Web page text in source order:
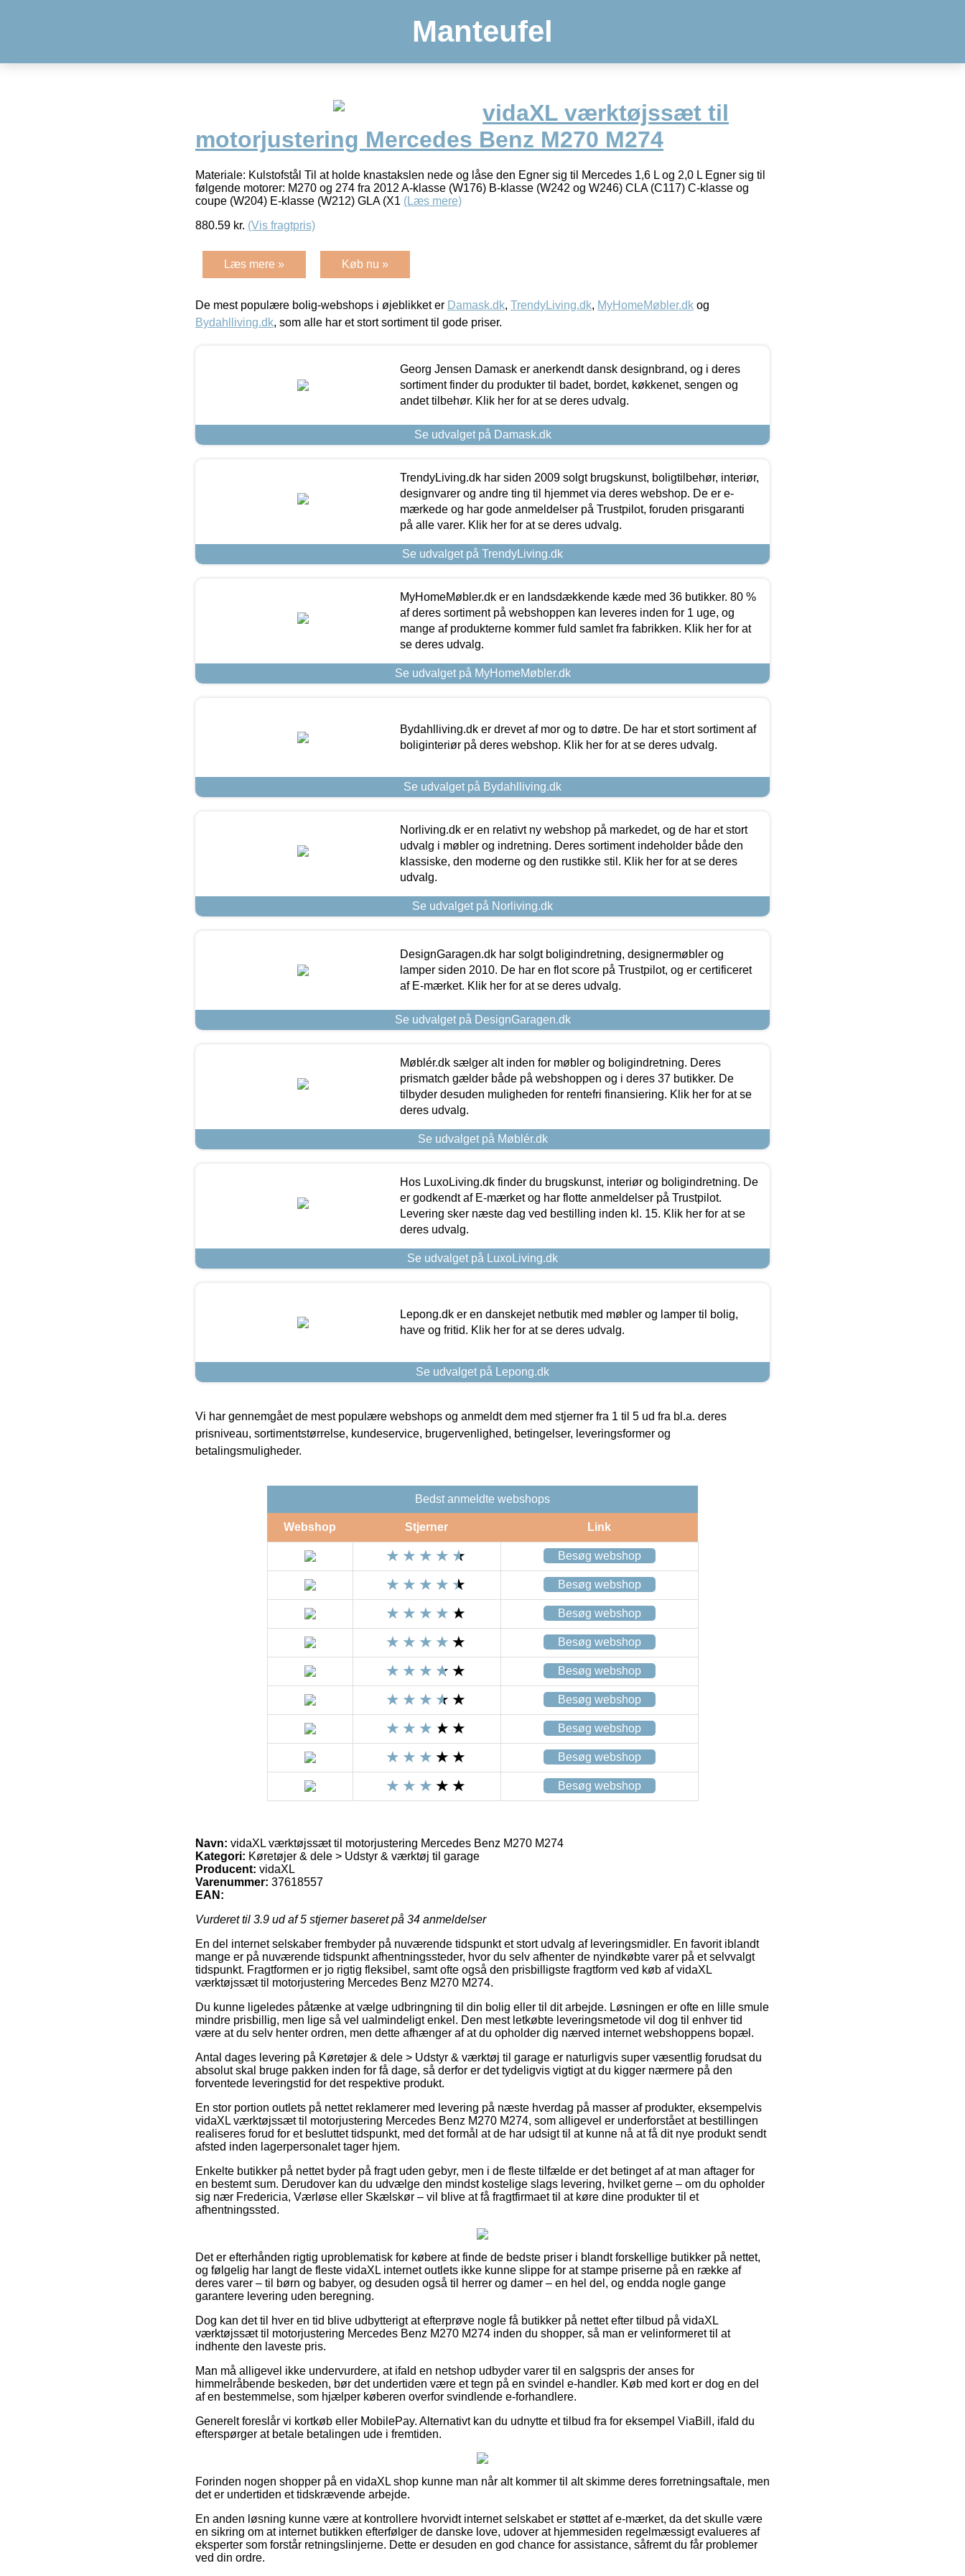
Manteufel
vidaXL værktøjssæt til
motorjustering Mercedes Benz M270 M274
Materiale: Kulstofstål Til at holde knastakslen nede og låse den Egner sig til Mercedes 1,6 L og 2,0 L Egner sig til
følgende motorer: M270 og 274 fra 2012 A-klasse (W176) B-klasse (W242 og W246) CLA (C117) C-klasse og
coupe (W204) E-klasse (W212) GLA (X1 (Læs mere)
880.59 kr. (Vis fragtpris)
Læs mere » Køb nu »
De mest populære bolig-webshops i øjeblikket er Damask.dk, TrendyLiving.dk, MyHomeMøbler.dk og
Bydahlliving.dk, som alle har et stort sortiment til gode priser.
Georg Jensen Damask er anerkendt dansk designbrand, og i deres
sortiment finder du produkter til badet, bordet, køkkenet, sengen og
andet tilbehør. Klik her for at se deres udvalg.
Se udvalget på Damask.dk
TrendyLiving.dk har siden 2009 solgt brugskunst, boligtilbehør, interiør,
designvarer og andre ting til hjemmet via deres webshop. De er e-
mærkede og har gode anmeldelser på Trustpilot, foruden prisgaranti
på alle varer. Klik her for at se deres udvalg.
Se udvalget på TrendyLiving.dk
MyHomeMøbler.dk er en landsdækkende kæde med 36 butikker. 80 %
af deres sortiment på webshoppen kan leveres inden for 1 uge, og
mange af produkterne kommer fuld samlet fra fabrikken. Klik her for at
se deres udvalg.
Se udvalget på MyHomeMøbler.dk
Bydahlliving.dk er drevet af mor og to døtre. De har et stort sortiment af
boliginteriør på deres webshop. Klik her for at se deres udvalg.
Se udvalget på Bydahlliving.dk
Norliving.dk er en relativt ny webshop på markedet, og de har et stort
udvalg i møbler og indretning. Deres sortiment indeholder både den
klassiske, den moderne og den rustikke stil. Klik her for at se deres
udvalg.
Se udvalget på Norliving.dk
DesignGaragen.dk har solgt boligindretning, designermøbler og
lamper siden 2010. De har en flot score på Trustpilot, og er certificeret
af E-mærket. Klik her for at se deres udvalg.
Se udvalget på DesignGaragen.dk
Møblér.dk sælger alt inden for møbler og boligindretning. Deres
prismatch gælder både på webshoppen og i deres 37 butikker. De
tilbyder desuden muligheden for rentefri finansiering. Klik her for at se
deres udvalg.
Se udvalget på Møblér.dk
Hos LuxoLiving.dk finder du brugskunst, interiør og boligindretning. De
er godkendt af E-mærket og har flotte anmeldelser på Trustpilot.
Levering sker næste dag ved bestilling inden kl. 15. Klik her for at se
deres udvalg.
Se udvalget på LuxoLiving.dk
Lepong.dk er en danskejet netbutik med møbler og lamper til bolig,
have og fritid. Klik her for at se deres udvalg.
Se udvalget på Lepong.dk
Vi har gennemgået de mest populære webshops og anmeldt dem med stjerner fra 1 til 5 ud fra bl.a. deres
prisniveau, sortimentstørrelse, kundeservice, brugervenlighed, betingelser, leveringsformer og
betalingsmuligheder.
Bedst anmeldte webshops
Webshop Stjerner Link
Besøg webshop
Besøg webshop
Besøg webshop
Besøg webshop
Besøg webshop
Besøg webshop
Besøg webshop
Besøg webshop
Besøg webshop
Navn: vidaXL værktøjssæt til motorjustering Mercedes Benz M270 M274
Kategori: Køretøjer & dele > Udstyr & værktøj til garage
Producent: vidaXL
Varenummer: 37618557
EAN:
Vurderet til 3.9 ud af 5 stjerner baseret på 34 anmeldelser
En del internet selskaber frembyder på nuværende tidspunkt et stort udvalg af leveringsmidler. En favorit iblandt
mange er på nuværende tidspunkt afhentningssteder, hvor du selv afhenter de nyindkøbte varer på et selvvalgt
tidspunkt. Fragtformen er jo rigtig fleksibel, samt ofte også den prisbilligste fragtform ved køb af vidaXL
værktøjssæt til motorjustering Mercedes Benz M270 M274.
Du kunne ligeledes påtænke at vælge udbringning til din bolig eller til dit arbejde. Løsningen er ofte en lille smule
mindre prisbillig, men lige så vel ualmindeligt enkel. Den mest letkøbte leveringsmetode vil dog til enhver tid
være at du selv henter ordren, men dette afhænger af at du opholder dig nærved internet webshoppens bopæl.
Antal dages levering på Køretøjer & dele > Udstyr & værktøj til garage er naturligvis super væsentlig forudsat du
absolut skal bruge pakken inden for få dage, så derfor er det tydeligvis vigtigt at du kigger nærmere på den
forventede leveringstid for det respektive produkt.
En stor portion outlets på nettet reklamerer med levering på næste hverdag på masser af produkter, eksempelvis
vidaXL værktøjssæt til motorjustering Mercedes Benz M270 M274, som alligevel er underforstået at bestillingen
realiseres forud for et besluttet tidspunkt, med det formål at de har udsigt til at kunne nå at få dit nye produkt sendt
afsted inden lagerpersonalet tager hjem.
Enkelte butikker på nettet byder på fragt uden gebyr, men i de fleste tilfælde er det betinget af at man aftager for
en bestemt sum. Derudover kan du udvælge den mindst kostelige slags levering, hvilket gerne – om du opholder
sig nær Fredericia, Værløse eller Skælskør – vil blive at få fragtfirmaet til at køre dine produkter til et
afhentningssted.
Det er efterhånden rigtig uproblematisk for købere at finde de bedste priser i blandt forskellige butikker på nettet,
og følgelig har langt de fleste vidaXL internet outlets ikke kunne slippe for at stampe priserne på en række af
deres varer – til børn og babyer, og desuden også til herrer og damer – en hel del, og endda nogle gange
garantere levering uden beregning.
Dog kan det til hver en tid blive udbytterigt at efterprøve nogle få butikker på nettet efter tilbud på vidaXL
værktøjssæt til motorjustering Mercedes Benz M270 M274 inden du shopper, så man er velinformeret til at
indhente den laveste pris.
Man må alligevel ikke undervurdere, at ifald en netshop udbyder varer til en salgspris der anses for
himmelråbende beskeden, bør det undertiden være et tegn på en svindel e-handler. Køb med kort er dog en del
af en bestemmelse, som hjælper køberen overfor svindlende e-forhandlere.
Generelt foreslår vi kortkøb eller MobilePay. Alternativt kan du udnytte et tilbud fra for eksempel ViaBill, ifald du
efterspørger at betale betalingen ude i fremtiden.
Forinden nogen shopper på en vidaXL shop kunne man når alt kommer til alt skimme deres forretningsaftale, men
det er undertiden et tidskrævende arbejde.
En anden løsning kunne være at kontrollere hvorvidt internet selskabet er støttet af e-mærket, da det skulle være
en sikring om at internet butikken efterfølger de danske love, udover at hjemmesiden regelmæssigt evalueres af
eksperter som forstår retningslinjerne. Dette er desuden en god chance for assistance, såfremt du får problemer
ved din ordre.